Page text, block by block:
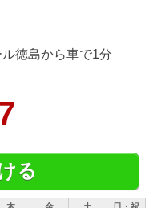
徳島から車で1分
る